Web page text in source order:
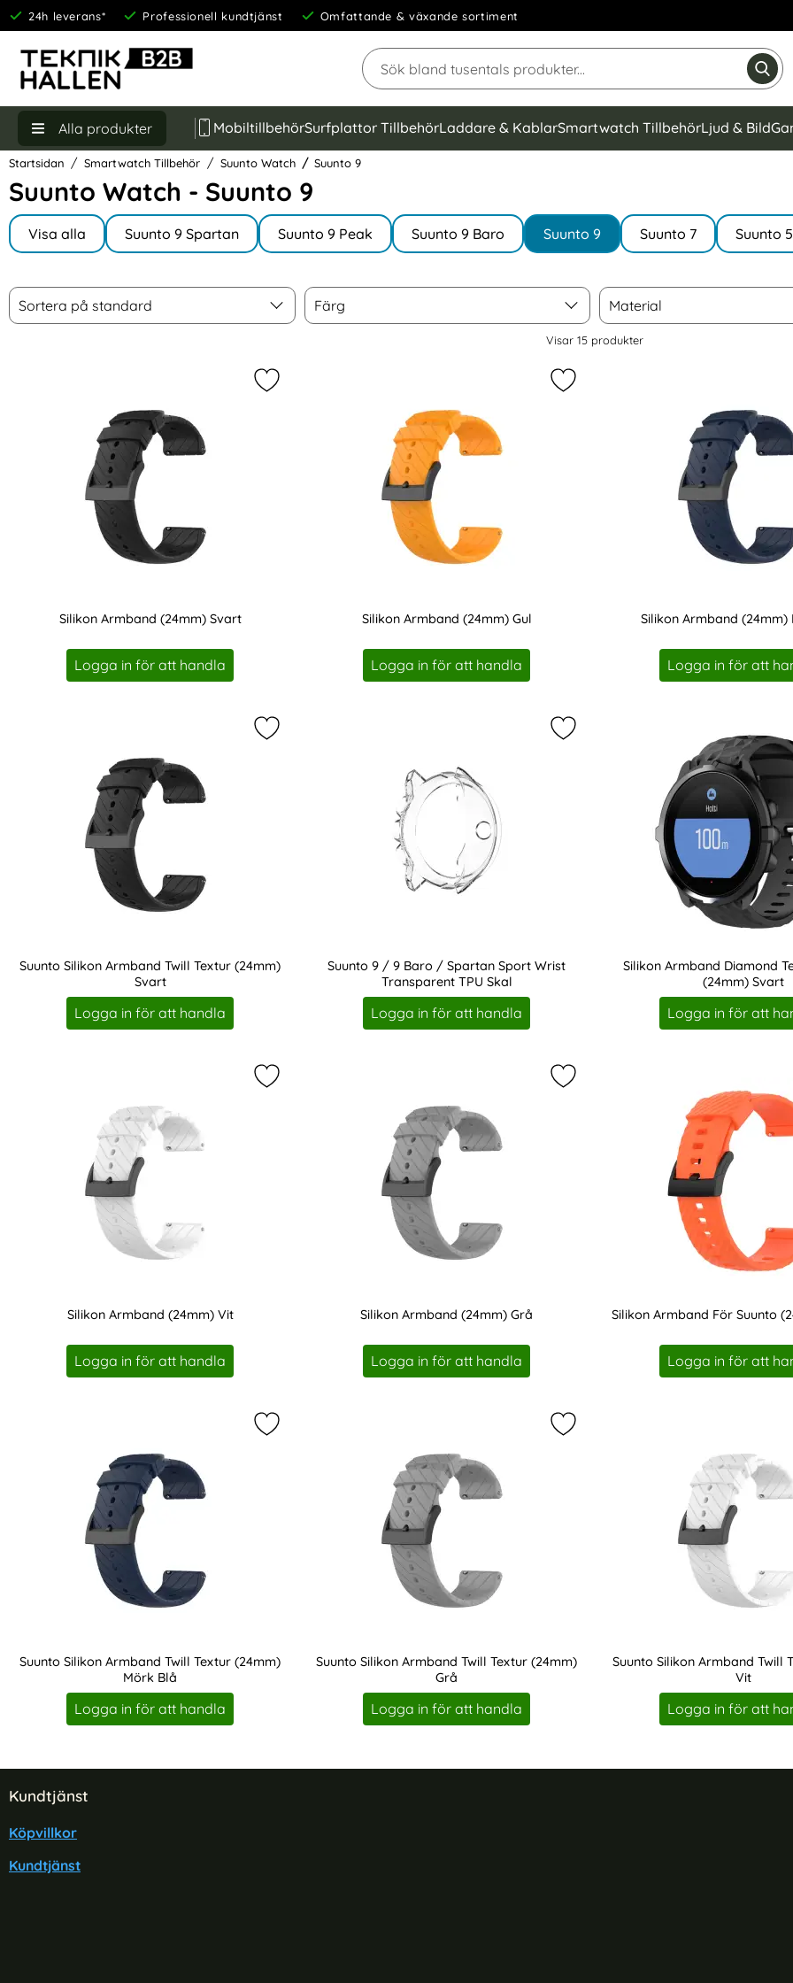
24h leverans* Professionell kundtjänst Omfattande & växande sortiment
Sök
Sök på Narse Group AB
Alla produkter MobiltillbehörSurfplattor TillbehörLaddare & KablarSmartwatch TillbehörLjud & Bild
Startsidan Smartwatch Tillbehör Suunto Watch Suunto 9
Suunto Watch - Suunto 9
Hoppa
produkter
Underkategorier
Visa alla
I Suunto WatchSuunto 9 Spartan Suunto 9 Peak Suunto 9 Baro Suunto 9 Suunto 7 Suunto 5
Hoppa
över
Filtrera & sortera
Sortera
Sortera på standard
Färg
Färg
Material
Material
Visar 15 produkter
Silikon Armband (24mm) Svart
Art. nr 201163
Logga in för att handla
Markera silikon Armband (24mm) Svart som favorit
Silikon Armband (24mm) Gul
Art. nr 201167
Logga in för att handla
Markera silikon Armband (24mm)
Silikon Armband (24mm)
Art. nr 201168
Logga in för att
Suunto Silikon Armband Twill Textur (24mm)
Svart
Art. nr 201204
Logga in för att handla
Markera suunto Silikon Armband Twill Textur (24mm) Svart som favorit
Suunto 9 / 9 Baro / Spartan Sport Wrist
Transparent TPU Skal
Art. nr 201209
Logga in för att handla
Markera suunto 9 / 9 Baro /
Silikon Armband Diamond
(24mm) Svart
Art. nr 201265
Logga in för att
Silikon Armband (24mm) Vit
Art. nr 201164
Logga in för att handla
Markera silikon Armband (24mm) Vit som favorit
Silikon Armband (24mm) Grå
Art. nr 201165
Logga in för att handla
Markera silikon Armband (24mm)
Silikon Armband För Suunto
Art. nr 201198
Logga in för att
Suunto Silikon Armband Twill Textur (24mm)
Mörk Blå
Art. nr 201200
Logga in för att handla
Markera suunto Silikon Armband Twill Textur (24mm) Mörk Blå som favorit
Suunto Silikon Armband Twill Textur (24mm)
Grå
Art. nr 201202
Logga in för att handla
Markera suunto Silikon Armband
Suunto Silikon Armband Twill
Vit
Art. nr 201205
Logga in för att
Sidfot Blandad info och länkar
Kundtjänst
Köpvillkor
Kundtjänst